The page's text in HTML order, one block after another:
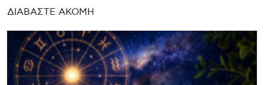
ΔΙΑΒΑΣΤΕ ΑΚΟΜΗ